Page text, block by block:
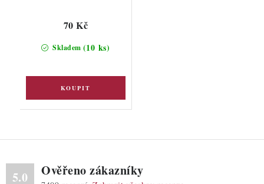
Skladem (10 ks)
70 Kč
5.0 Ověřeno zákazníky